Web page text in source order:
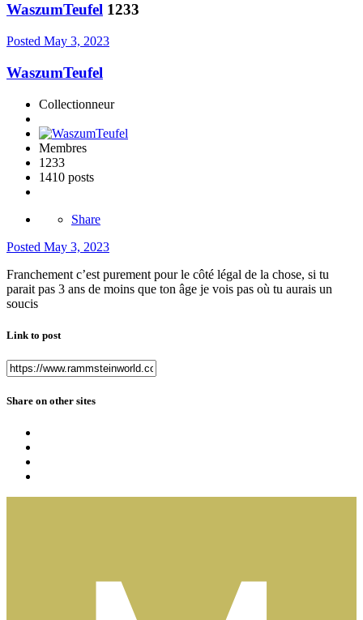
WaszumTeufel 1233
Posted May 3, 2023
WaszumTeufel
Collectionneur
Membres
1233
1410 posts
Share
Posted May 3, 2023
Franchement c’est purement pour le côté légal de la chose, si tu
parait pas 3 ans de moins que ton âge je vois pas où tu aurais un
soucis
Link to post
Share on other sites